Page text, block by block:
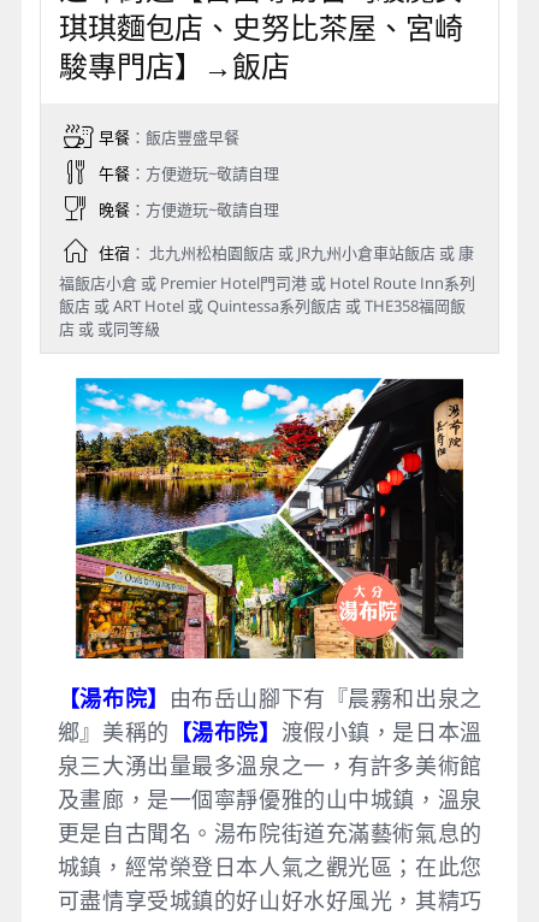
琪琪麵包店、史努比茶屋、宮崎
駿專門店】→飯店
早餐：飯店豐盛早餐
午餐：方便遊玩~敬請自理
晚餐：方便遊玩~敬請自理
住宿： 北九州松柏園飯店 或 JR九州小倉車站飯店 或 康
福飯店小倉 或 Premier Hotel門司港 或 Hotel Route Inn系列
飯店 或 ART Hotel 或 Quintessa系列飯店 或 THE358福岡飯
店 或 或同等級
【湯布院】
由布岳山腳下有『晨霧和出泉之
鄉』美稱的 【湯布院】 渡假小鎮，是日本溫
泉三大湧出量最多溫泉之一，有許多美術館
及畫廊，是一個寧靜優雅的山中城鎮，溫泉
更是自古聞名。湯布院街道充滿藝術氣息的
城鎮，經常榮登日本人氣之觀光區；在此您
可盡情享受城鎮的好山好水好風光，其精巧